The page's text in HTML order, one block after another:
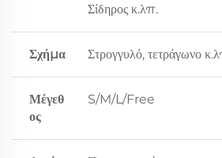
Σίδηρος κ.λπ.
Σχήμα Στρογγυλό, τετράγωνο
Μέγεθ
ος
S/M/L/Free